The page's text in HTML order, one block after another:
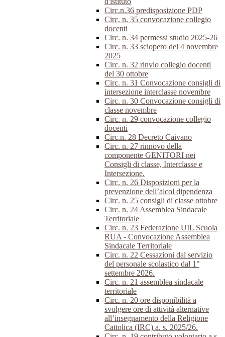
Circ.n.36 predisposizione PDP
Circ. n. 35 convocazione collegio
docenti
Circ. n. 34 permessi studio 2025-26
Circ. n. 33 sciopero del 4 novembre
2025
Circ. n. 32 rinvio collegio docenti
del 30 ottobre
Circ. n. 31 Convocazione consigli di
intersezione interclasse novembre
Circ. n. 30 Convocazione consigli di
classe novembre
Circ. n. 29 convocazione collegio
docenti
Circ.n. 28 Decreto Caivano
Circ. n. 27 rinnovo della
componente GENITORI nei
Consigli di classe, Interclasse e
Intersezione.
Circ. n. 26 Disposizioni per la
prevenzione dell’alcol dipendenza
Circ. n. 25 consigli di classe ottobre
Circ. n. 24 Assemblea Sindacale
Territoriale
Circ. n. 23 Federazione UIL Scuola
RUA - Convocazione Assemblea
Sindacale Territoriale
Circ. n. 22 Cessazioni dal servizio
del personale scolastico dal 1°
settembre 2026.
Circ. n. 21 assemblea sindacale
territoriale
Circ. n. 20 ore disponibilità a
svolgere ore di attività alternative
all’insegnamento della Religione
Cattolica (IRC) a. s. 2025/26.